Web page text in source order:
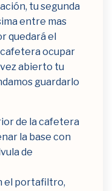
tu segunda
entre mas
quedará el
ocupar
vez abierto tu
guardarlo
de la cafetera
la base con
de
el portafiltro,